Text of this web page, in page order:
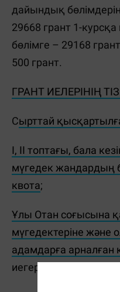
дайындық
29668 грант 1-курсқа
бөлімге – 29168
500 грант.
ГРАНТ ИЕЛЕРІНІҢ
Сырттай
І, ІІ топтағы, бала
мүгедек жандардың
квота;
Ұлы Отан соғысына
мүгедектеріне және
адамдарға арналған
иегерлері;